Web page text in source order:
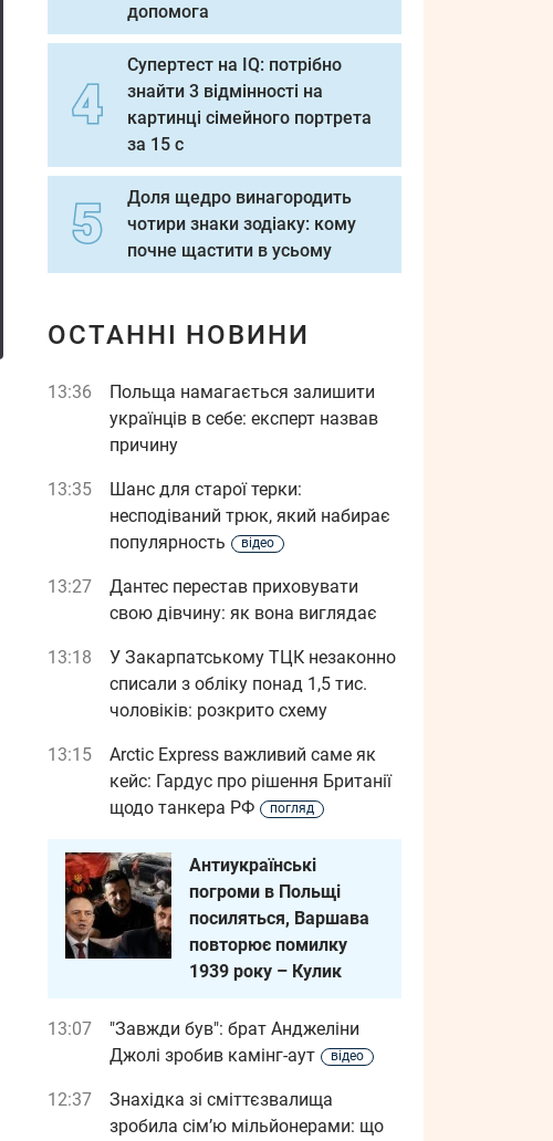
допомога
Супертест на IQ: потрібно
знайти 3 відмінності на
картинці сімейного портрета
за 15 с
Доля щедро винагородить
чотири знаки зодіаку: кому
почне щастити в усьому
ОСТАННІ НОВИНИ
13:36
Польща намагається залишити
українців в себе: експерт назвав
причину
13:35
Шанс для старої терки:
несподіваний трюк, який набирає
популярность
відео
13:27
Дантес перестав приховувати
свою дівчину: як вона виглядає
13:18
У Закарпатському ТЦК незаконно
списали з обліку понад 1,5 тис.
чоловіків: розкрито схему
13:15
Arctic Express важливий саме як
кейс: Гардус про рішення Британії
щодо танкера РФ
погляд
Антиукраїнські
погроми в Польщі
посиляться, Варшава
повторює помилку
1939 року – Кулик
13:07
"Завжди був": брат Анджеліни
Джолі зробив камінг-аут
відео
12:37
Знахідка зі сміттєзвалища
зробила сім’ю мільйонерами: що